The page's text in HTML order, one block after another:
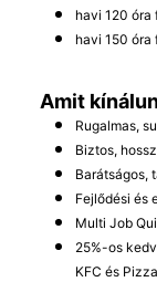
havi 120
havi 150
Amit
Rugalmas,
Biztos,
Barátságos,
Fejlődési és
Multi Job
25%-os
KFC és